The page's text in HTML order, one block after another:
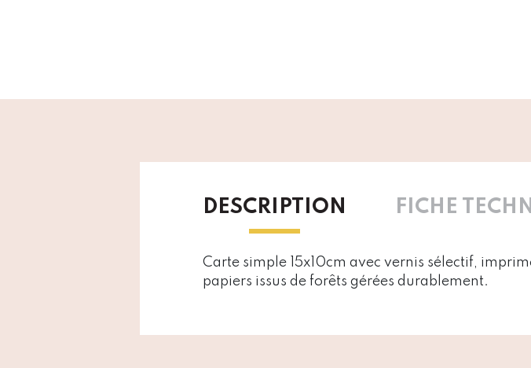
DESCRIPTION FICHE
Carte simple 15x10cm avec vernis sélectif,
papiers issus de forêts gérées durablement.